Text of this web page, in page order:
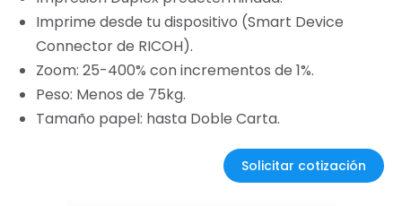
Imprime desde tu dispositivo (Smart Device
Connector de RICOH).
Zoom: 25-400% con incrementos de 1%.
Peso: Menos de 75kg.
Tamaño papel: hasta Doble Carta.
Solicitar cotización